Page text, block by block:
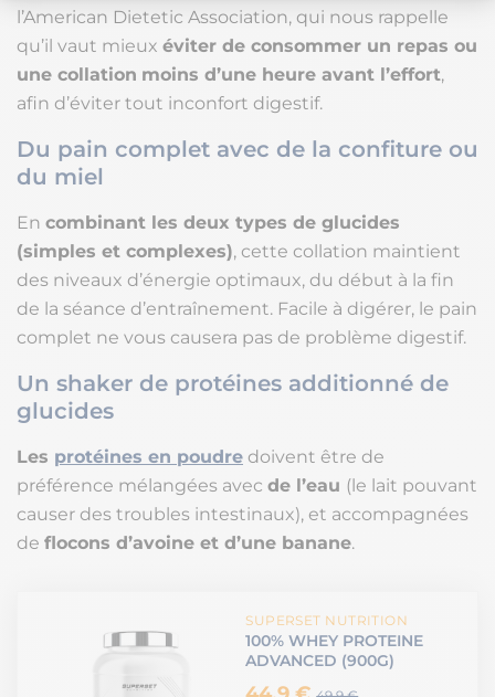
l’American Dietetic Association, qui nous rappelle
qu’il vaut mieux éviter de consommer un repas ou
une collation moins d’une heure avant l’effort,
afin d’éviter tout inconfort digestif.
Du pain complet avec de la confiture ou
du miel
En combinant les deux types de glucides
(simples et complexes), cette collation maintient
des niveaux d’énergie optimaux, du début à la fin
de la séance d’entraînement. Facile à digérer, le pain
complet ne vous causera pas de problème digestif.
Un shaker de protéines additionné de
glucides
Les protéines en poudre doivent être de
préférence mélangées avec de l’eau (le lait pouvant
causer des troubles intestinaux), et accompagnées
de flocons d’avoine et d’une banane.
SUPERSET NUTRITION
100% WHEY PROTEINE
ADVANCED (900G)